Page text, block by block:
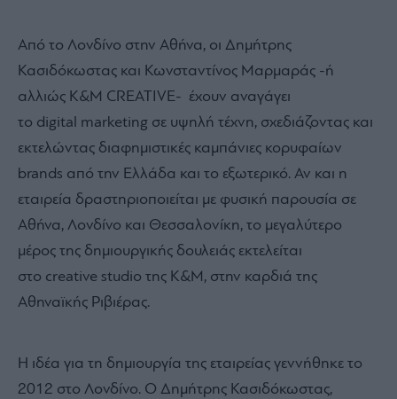
Από το Λονδίνο στην Αθήνα, οι Δημήτρης
Κασιδόκωστας και Κωνσταντίνος Μαρμαράς -ή
αλλιώς K&M CREATIVE- έχουν αναγάγει
το digital marketing σε υψηλή τέχνη, σχεδιάζοντας και
εκτελώντας διαφημιστικές καμπάνιες κορυφαίων
brands από την Ελλάδα και το εξωτερικό. Αν και η
εταιρεία δραστηριοποιείται με φυσική παρουσία σε
Αθήνα, Λονδίνο και Θεσσαλονίκη, το μεγαλύτερο
μέρος της δημιουργικής δουλειάς εκτελείται
στο creative studio της K&M, στην καρδιά της
Αθηναϊκής Ριβιέρας.
Η ιδέα για τη δημιουργία της εταιρείας γεννήθηκε το
2012 στο Λονδίνο. Ο Δημήτρης Κασιδόκωστας,